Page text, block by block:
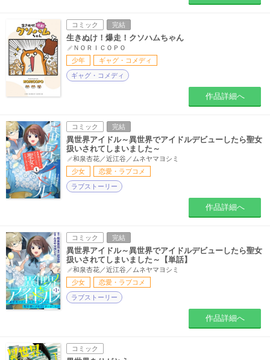
コミック 完結
生きぬけ！爆走！クソハムちゃん
ＮＯＲＩＣＯＰＯ
少年
ギャグ・コメディ
ギャグ・コメディ
作品詳細へ
コミック 完結
異世界アイドル～異世界でアイドルデビューしたら聖女
扱いされてしまいました～
和泉杏花／近江谷／ムネヤマヨシミ
少女
恋愛・ラブコメ
ラブストーリー
作品詳細へ
コミック 完結
異世界アイドル～異世界でアイドルデビューしたら聖女
扱いされてしまいました～【単話】
和泉杏花／近江谷／ムネヤマヨシミ
少女
恋愛・ラブコメ
ラブストーリー
作品詳細へ
コミック